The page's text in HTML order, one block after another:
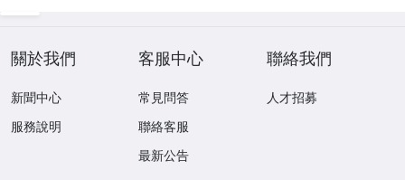
關於我們
新聞中心
服務說明
客服中心
常見問答
聯絡客服
最新公告
聯絡我們
人才招募